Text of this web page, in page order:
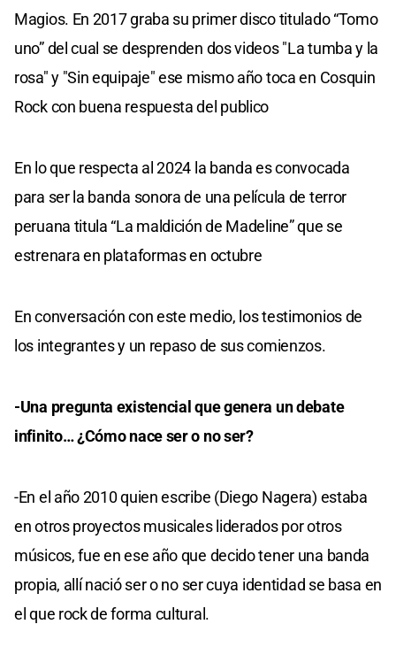
Magios. En 2017 graba su primer disco titulado “Tomo
uno” del cual se desprenden dos videos "La tumba y la
rosa" y "Sin equipaje" ese mismo año toca en Cosquin
Rock con buena respuesta del publico
En lo que respecta al 2024 la banda es convocada
para ser la banda sonora de una película de terror
peruana titula “La maldición de Madeline” que se
estrenara en plataformas en octubre
En conversación con este medio, los testimonios de
los integrantes y un repaso de sus comienzos.
-Una pregunta existencial que genera un debate
infinito… ¿Cómo nace ser o no ser?
-En el año 2010 quien escribe (Diego Nagera) estaba
en otros proyectos musicales liderados por otros
músicos, fue en ese año que decido tener una banda
propia, allí nació ser o no ser cuya identidad se basa en
el que rock de forma cultural.